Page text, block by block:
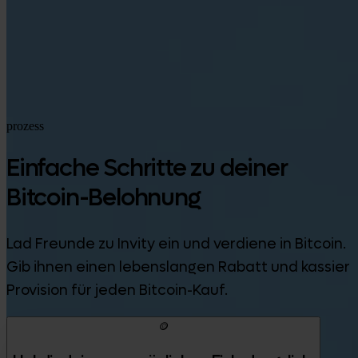
prozess
Einfache Schritte zu deiner
Bitcoin-Belohnung
Lad Freunde zu Invity ein und verdiene in Bitcoin.
Gib ihnen einen lebenslangen Rabatt und kassier
Provision für jeden Bitcoin-Kauf.
🪙